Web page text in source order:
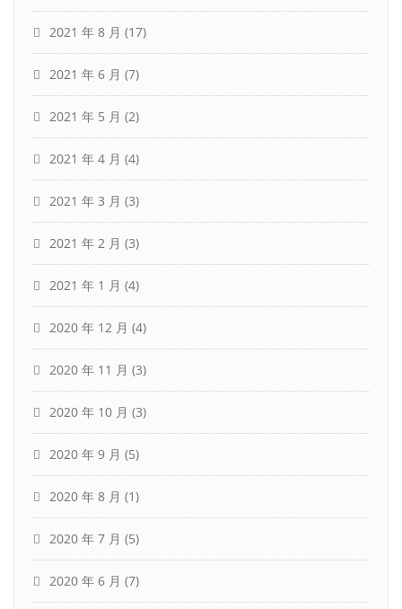
2021 年 8 月 (17)
2021 年 6 月 (7)
2021 年 5 月 (2)
2021 年 4 月 (4)
2021 年 3 月 (3)
2021 年 2 月 (3)
2021 年 1 月 (4)
2020 年 12 月 (4)
2020 年 11 月 (3)
2020 年 10 月 (3)
2020 年 9 月 (5)
2020 年 8 月 (1)
2020 年 7 月 (5)
2020 年 6 月 (7)